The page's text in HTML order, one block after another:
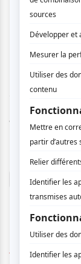
Vous
donner
TOUTES